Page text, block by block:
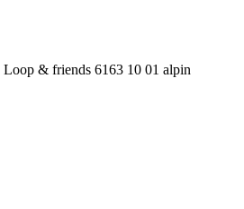
& friends 6163 10 01 alpin